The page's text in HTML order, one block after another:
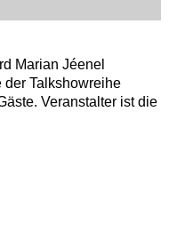
Marian Jéenel
der Talkshowreihe
Veranstalter ist die